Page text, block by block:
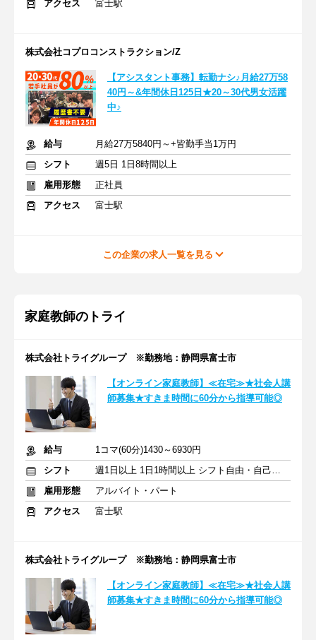
アクセス
富士駅
株式会社コプロコンストラクション/Z
【アシスタント事務】転勤ナシ♪月給27万58
40円～&年間休日125日★20～30代男女活躍
中♪
給与
月給27万5840円～+皆勤手当1万円
シフト
週5日 1日8時間以上
雇用形態
正社員
アクセス
富士駅
この企業の求人一覧を見る
家庭教師のトライ
株式会社トライグループ ※勤務地：静岡県富士市
【オンライン家庭教師】≪在宅≫★社会人講
師募集★すきま時間に60分から指導可能◎
給与
1コマ(60分)1430～6930円
シフト
週1日以上 1日1時間以上 シフト自由・自己申告
雇用形態
アルバイト・パート
アクセス
富士駅
株式会社トライグループ ※勤務地：静岡県富士市
【オンライン家庭教師】≪在宅≫★社会人講
師募集★すきま時間に60分から指導可能◎